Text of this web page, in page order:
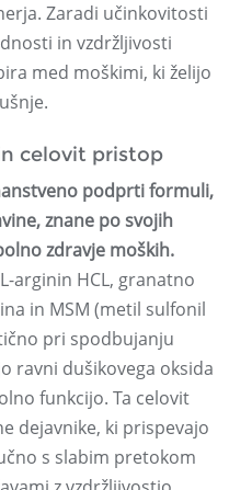
Zaradi učinkovitosti
in vzdržljivosti
med moškimi, ki želijo
celovit pristop
podprti formuli,
znane po svojih
zdravje moških.
arginin HCL, granatno
in MSM (metil sulfonil
pri spodbujanju
ravni dušikovega oksida
funkcijo. Ta celovit
dejavnike, ki prispevajo
s slabim pretokom